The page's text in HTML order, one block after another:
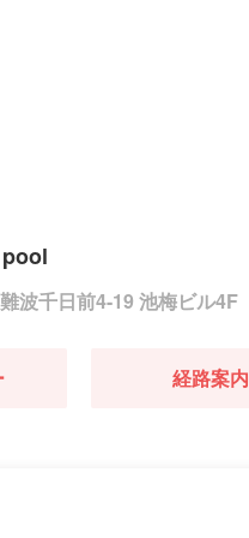
波千日前4-19 池梅ビル4F
経路案内